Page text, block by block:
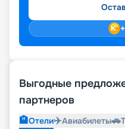
+
Выгодные
партнеров
🏨Отели✈️Авиабилеты🚗